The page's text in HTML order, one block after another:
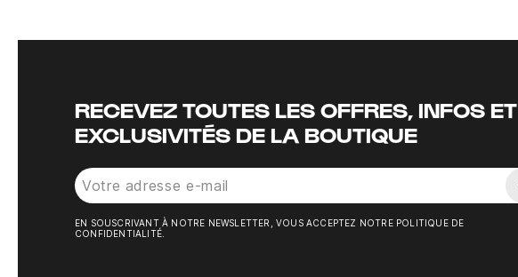
RECEVEZ TOUTES LES OFFRES, INFOS ET
EXCLUSIVITÉS DE LA BOUTIQUE
EN SOUSCRIVANT À NOTRE NEWSLETTER, VOUS ACCEPTEZ NOTRE POLITIQUE DE
CONFIDENTIALITÉ.